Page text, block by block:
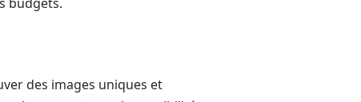
des images uniques et